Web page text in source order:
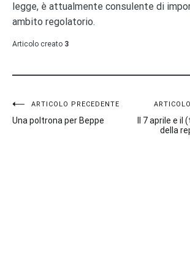
legge, è attualmente consulente di
ambito regolatorio.
Articolo creato 3
Navigazione
articoli
ARTICOLO PRECEDENTE
Una poltrona per Beppe
Il 7 aprile e
della